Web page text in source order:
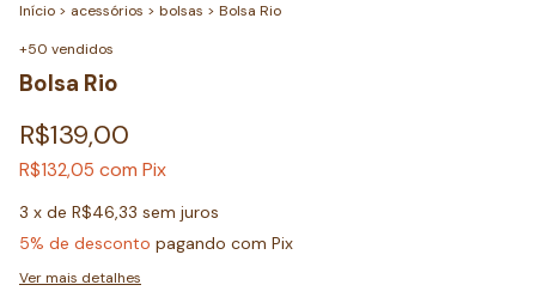
Início > acessórios > bolsas > Bolsa Rio
+50 vendidos
Bolsa Rio
R$139,00
R$132,05 com Pix
3 x de R$46,33 sem juros
5% de desconto pagando com Pix
Ver mais detalhes